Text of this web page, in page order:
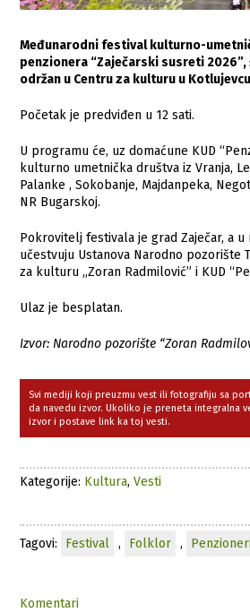
Međunarodni festival kulturno-
penzionera “Zaječarski susreti
održan u Centru za kulturu u
Početak je predviđen u 12 sati.
U programu će, uz domaćune KUD
kulturno umetnička društva iz Vranja,
Palanke , Sokobanje, Majdanpeka,
NR Bugarskoj.
Pokrovitelj festivala je grad Zaječar, a u
učestvuju Ustanova Narodno pozorište
za kulturu „Zoran Radmilović” i KUD
Ulaz je besplatan.
Izvor: Narodno pozorište “Zoran
Svi mediji koji preuzmu vest ili fotografiju sa
da navedu izvor. Ukoliko je preneta integralna
izvor i postave link ka toj vesti.
Kategorije: Kultura,Vesti
Tagovi: Festival , Folklor , Penzioneri
Komentari